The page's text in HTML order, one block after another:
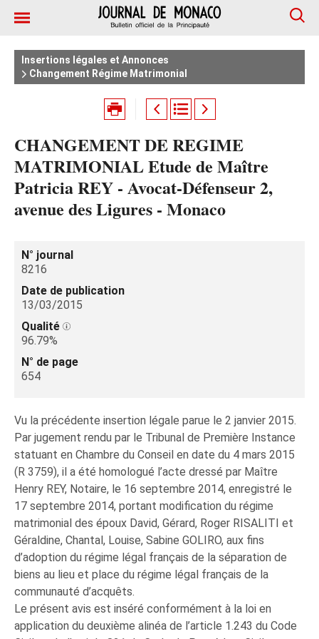
Insertions légales et Annonces
Changement Régime Matrimonial
CHANGEMENT DE REGIME
MATRIMONIAL Etude de Maître
Patricia REY - Avocat-Défenseur 2,
avenue des Ligures - Monaco
N° journal
8216
Date de publication
13/03/2015
Qualité
96.79%
N° de page
654
Vu la précédente insertion légale parue le 2 janvier 2015.
Par jugement rendu par le Tribunal de Première Instance
statuant en Chambre du Conseil en date du 4 mars 2015
(R 3759), il a été homologué l’acte dressé par Maître
Henry REY, Notaire, le 16 septembre 2014, enregistré le
17 septembre 2014, portant modification du régime
matrimonial des époux David, Gérard, Roger RISALITI et
Géraldine, Chantal, Louise, Sabine GOLIRO, aux fins
d’adoption du régime légal français de la séparation de
biens au lieu et place du régime légal français de la
communauté d’acquêts.
Le présent avis est inséré conformément à la loi en
application du deuxième alinéa de l’article 1.243 du Code